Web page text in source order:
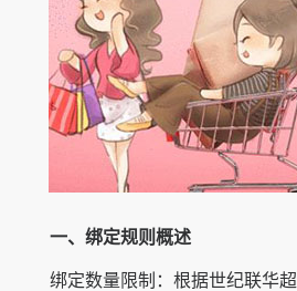
一、绑定规则概述
绑定数量限制：根据世纪联华